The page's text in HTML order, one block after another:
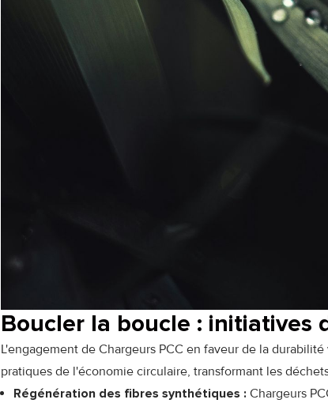
Boucler la boucle : initiatives
L'engagement de Chargeurs PCC en faveur de la
pratiques de l'économie circulaire, transformant les
Régénération des fibres synthétiques : Chargeurs